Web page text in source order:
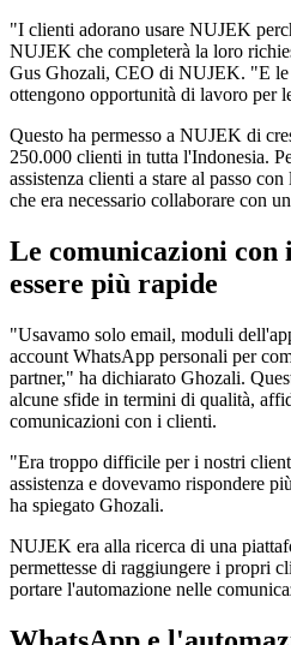
"I clienti adorano usare NUJEK
NUJEK che completerà la loro
Gus Ghozali, CEO di NUJEK. "E le
ottengono opportunità di lavoro per
Questo ha permesso a NUJEK di
250.000 clienti in tutta l'Indonesia.
assistenza clienti a stare al passo
che era necessario collaborare con
Le comunicazioni con
essere più rapide
"Usavamo solo email, moduli
account WhatsApp personali per
partner," ha dichiarato Ghozali.
alcune sfide in termini di qualità,
comunicazioni con i clienti.
"Era troppo difficile per i nostri
assistenza e dovevamo rispondere
ha spiegato Ghozali.
NUJEK era alla ricerca di una
permettesse di raggiungere i propri
portare l'automazione nelle